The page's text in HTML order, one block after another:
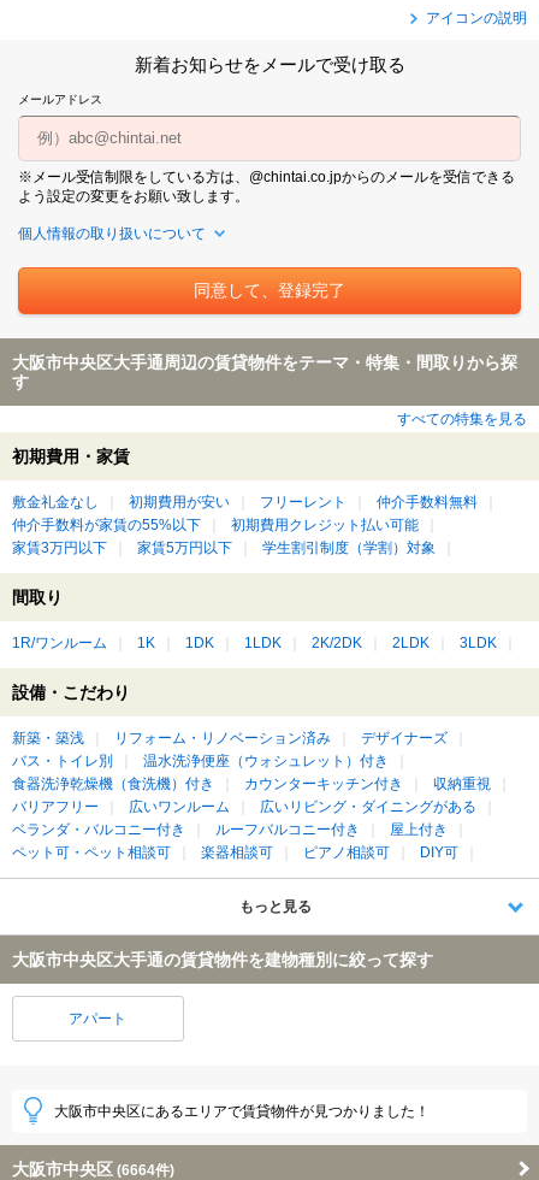
アイコンの説明
新着お知らせをメールで受け取る
メールアドレス
※メール受信制限をしている方は、@chintai.co.jpからのメールを受信できる
よう設定の変更をお願い致します。
個人情報の取り扱いについて
大阪市中央区大手通周辺の賃貸物件をテーマ・特集・間取りから探
す
すべての特集を見る
初期費用・家賃
敷金礼金なし 初期費用が安い フリーレント
仲介手数料無料
仲介手数料が家賃の55%以下
初期費用クレジット払い可能
家賃3万円以下
家賃5万円以下 学生割引制度（学割）対象
間取り
1R/ワンルーム 1K 1DK 1LDK 2K/2DK 2LDK 3LDK
設備・こだわり
新築・築浅 リフォーム・リノベーション済み
デザイナーズ
バス・トイレ別
温水洗浄便座（ウォシュレット）付き
食器洗浄乾燥機（食洗機）付き
カウンターキッチン付き
収納重視
バリアフリー
広いワンルーム
広いリビング・ダイニングがある
ベランダ・バルコニー付き
ルーフバルコニー付き
屋上付き
ペット可・ペット相談可
楽器相談可 ピアノ相談可 DIY可
もっと見る
大阪市中央区大手通の賃貸物件を建物種別に絞って探す
アパート
大阪市中央区にあるエリアで賃貸物件が見つかりました！
大阪市中央区 (6664件)